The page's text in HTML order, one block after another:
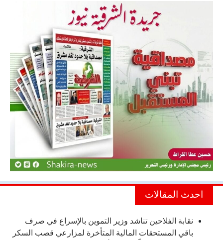
احدث المقالات
نقابة الفلاحين تناشد وزير التموين بالإسراع في صرف
باقي المستحقات المالية المتأخرة لمزارعي قصب السكر